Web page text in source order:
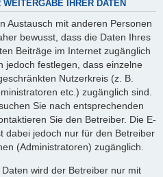
IHRER DATEN
Austausch mit anderen Personen
bewusst, dass die Daten Ihres
Beiträge im Internet zugänglich
jedoch festlegen, dass einzelne
Nutzerkreis (z. B.
etc.) zugänglich sind.
Sie nach entsprechenden
Sie den Betreiber. Die E-
dabei jedoch nur für den Betreiber
(Administratoren) zugänglich.
wird der Betreiber nur mit